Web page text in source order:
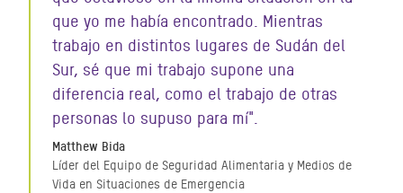
que yo me había encontrado. Mientras
trabajo en distintos lugares de Sudán del
Sur, sé que mi trabajo supone una
diferencia real, como el trabajo de otras
personas lo supuso para mí".
Matthew Bida
Líder del Equipo de Seguridad Alimentaria y Medios de
Vida en Situaciones de Emergencia